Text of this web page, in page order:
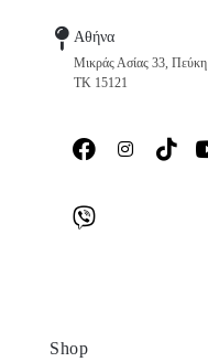
Αθήνα
Μικράς Ασίας 33, Πεύκη
ΤΚ 15121
Shop